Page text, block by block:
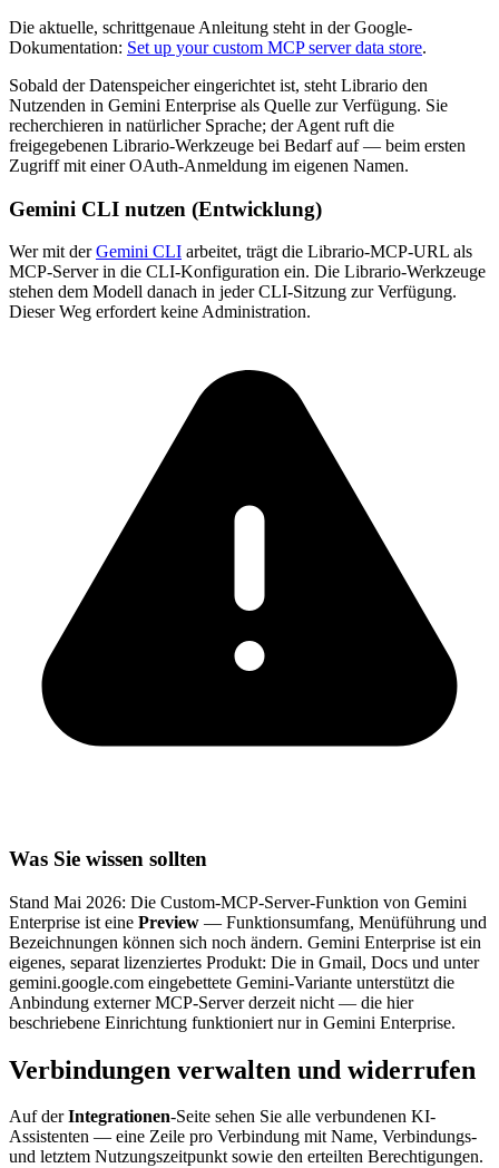
Die aktuelle, schrittgenaue Anleitung steht in der Google-
Dokumentation: Set up your custom MCP server data store.
Sobald der Datenspeicher eingerichtet ist, steht Librario den
Nutzenden in Gemini Enterprise als Quelle zur Verfügung. Sie
recherchieren in natürlicher Sprache; der Agent ruft die
freigegebenen Librario-Werkzeuge bei Bedarf auf — beim ersten
Zugriff mit einer OAuth-Anmeldung im eigenen Namen.
Gemini CLI nutzen (Entwicklung)
Wer mit derGemini CLI arbeitet, trägt die Librario-MCP-URL als
MCP-Server in die CLI-Konfiguration ein. Die Librario-Werkzeuge
stehen dem Modell danach in jeder CLI-Sitzung zur Verfügung.
Dieser Weg erfordert keine Administration.
Was Sie wissen sollten
Stand Mai 2026: Die Custom-MCP-Server-Funktion von Gemini
Enterprise ist eine Preview — Funktionsumfang, Menüführung und
Bezeichnungen können sich noch ändern. Gemini Enterprise ist ein
eigenes, separat lizenziertes Produkt: Die in Gmail, Docs und unter
gemini.google.com eingebettete Gemini-Variante unterstützt die
Anbindung externer MCP-Server derzeit nicht — die hier
beschriebene Einrichtung funktioniert nur in Gemini Enterprise.
Verbindungen verwalten und widerrufen
Auf derIntegrationen-Seite sehen Sie alle verbundenen KI-
Assistenten — eine Zeile pro Verbindung mit Name, Verbindungs-
und letztem Nutzungszeitpunkt sowie den erteilten Berechtigungen.